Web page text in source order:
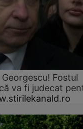
Fostul
va fi judecat